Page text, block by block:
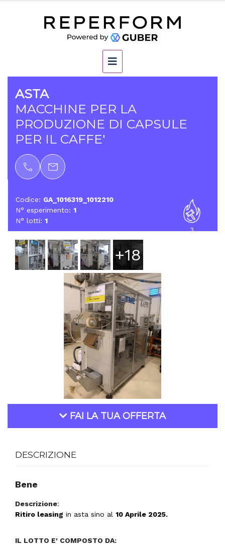
ASTA
MACCHINE PER LA
PRODUZIONE DI CAPSULE
PER IL CAFFE'
Codice: GA_1016319_1012210
N° esperimento: 1
N° lotti: 1
3
+18
FAI LA TUA OFFERTA
DESCRIZIONE
Bene
Descrizione:
Ritiro leasing in asta sino al 10 Aprile 2025.
IL LOTTO E' COMPOSTO DA: